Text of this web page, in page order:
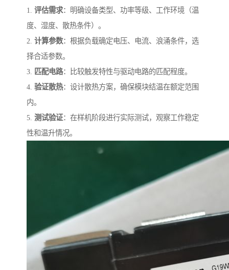
1. 评估需求：明确设备类型、功率等级、工作环境（温
度、湿度、散热条件）。
2. 计算参数：根据负载确定电压、电流、浪涌条件，选
择合适参数。
3. 匹配电路：比较触发特性与驱动电路的匹配程度。
4. 验证散热：设计散热方案，确保模块结温在额定范围
内。
5. 测试验证：在样机阶段进行实际测试，观察工作稳定
性和温升情况。